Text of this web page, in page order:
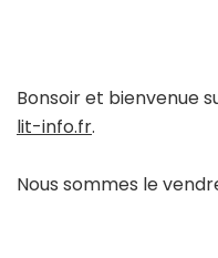
Bonsoir et bienvenue
lit-info.fr.
Nous sommes le